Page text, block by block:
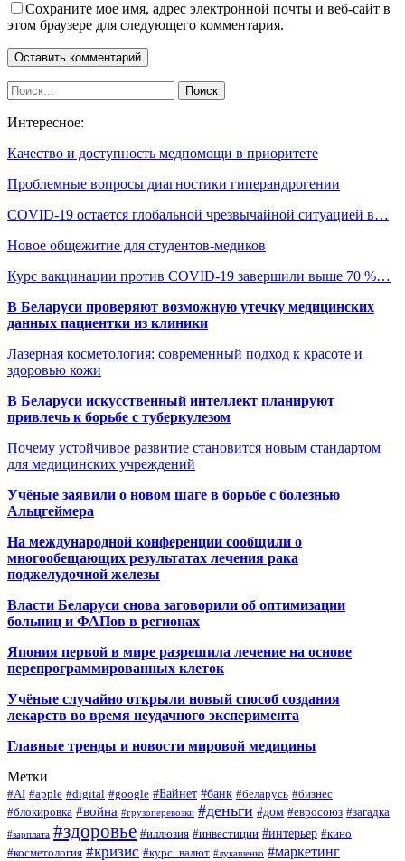
Сохраните мое имя, адрес электронной почты и веб-сайт в
этом браузере для следующего комментария.
Интересное:
Качество и доступность медпомощи в приоритете
Проблемные вопросы диагностики гиперандрогении
COVID-19 остается глобальной чрезвычайной ситуацией в…
Новое общежитие для студентов-медиков
Курс вакцинации против COVID-19 завершили выше 70 %…
В Беларуси проверяют возможную утечку медицинских
данных пациентки из клиники
Лазерная косметология: современный подход к красоте и
здоровью кожи
В Беларуси искусственный интеллект планируют
привлечь к борьбе с туберкулезом
Почему устойчивое развитие становится новым стандартом
для медицинских учреждений
Учёные заявили о новом шаге в борьбе с болезнью
Альцгеймера
На международной конференции сообщили о
многообещающих результатах лечения рака
поджелудочной железы
Власти Беларуси снова заговорили об оптимизации
больниц и ФАПов в регионах
Япония первой в мире разрешила лечение на основе
перепрограммированных клеток
Учёные случайно открыли новый способ создания
лекарств во время неудачного эксперимента
Главные тренды и новости мировой медицины
Метки
#AI #apple #digital #google #Байнет #банк #беларусь #бизнес
#блокировка #война #грузоперевозки #деньги #дом #евросоюз #загадка
#зарплата #здоровье #иллюзия #инвестиции #интерьер #кино
#косметология #кризис #курс_валют #лукашенко #маркетинг